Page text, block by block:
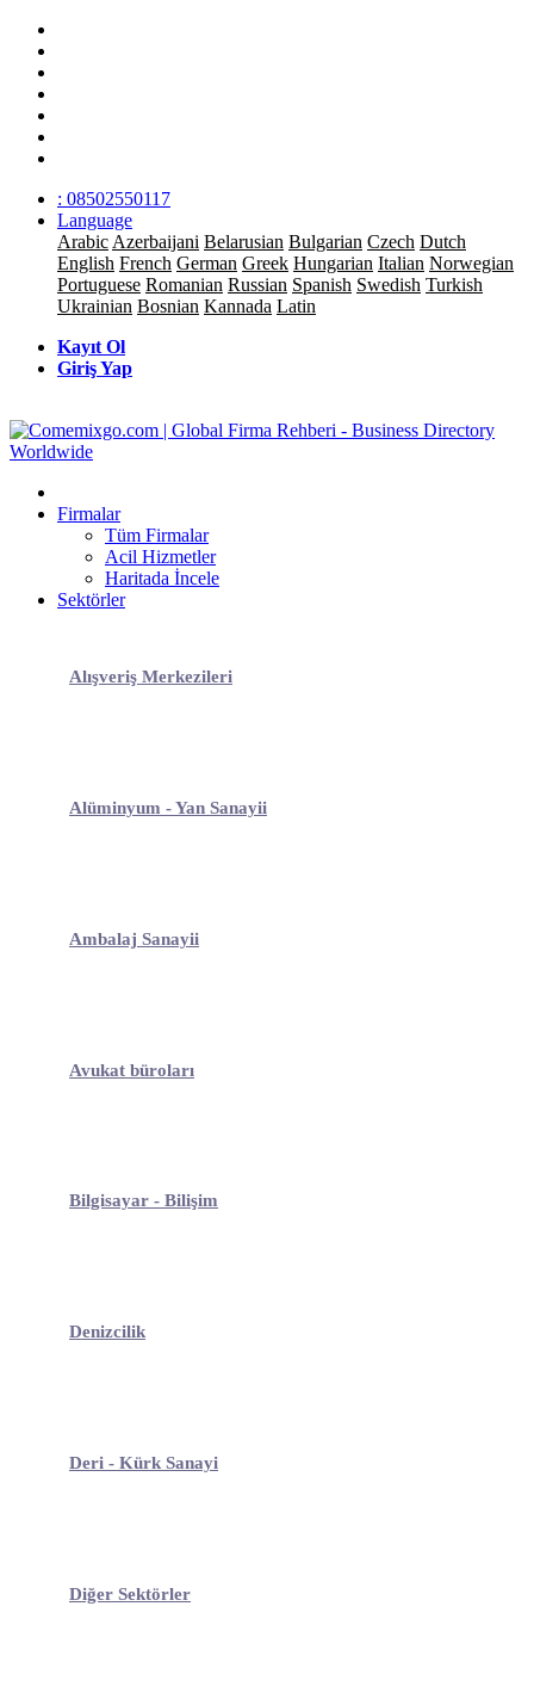
: 08502550117
Language
Arabic Azerbaijani Belarusian Bulgarian Czech Dutch
English French German Greek Hungarian Italian Norwegian
Portuguese Romanian Russian Spanish Swedish Turkish
Ukrainian Bosnian Kannada Latin
Kayıt Ol
Giriş Yap
Firmalar
Tüm Firmalar
Acil Hizmetler
Haritada İncele
Sektörler
Alışveriş Merkezileri
Alüminyum - Yan Sanayii
Ambalaj Sanayii
Avukat büroları
Bilgisayar - Bilişim
Denizcilik
Deri - Kürk Sanayi
Diğer Sektörler